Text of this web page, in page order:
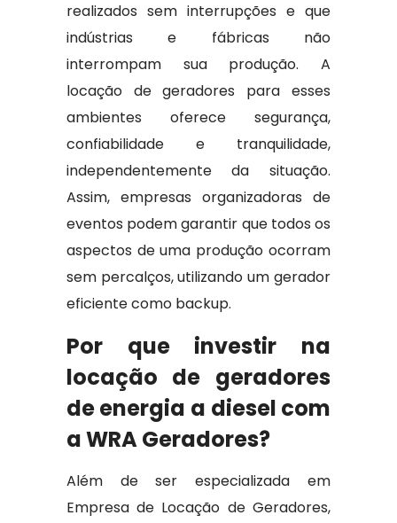
realizados sem interrupções e que
indústrias e fábricas não
interrompam sua produção. A
locação de geradores para esses
ambientes oferece segurança,
confiabilidade e tranquilidade,
independentemente da situação.
Assim, empresas organizadoras de
eventos podem garantir que todos os
aspectos de uma produção ocorram
sem percalços, utilizando um gerador
eficiente como backup.
Por que investir na
locação de geradores
de energia a diesel com
a WRA Geradores?
Além de ser especializada em
Empresa de Locação de Geradores,